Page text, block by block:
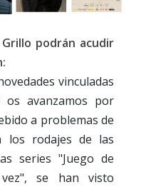
podrán acudir
vinculadas
avanzamos por
a problemas de
los rodajes de las
series "Juego de
se han visto